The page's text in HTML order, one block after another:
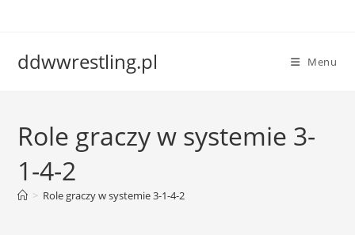
ddwwrestling.pl Menu
Role graczy w systemie 3-
1-4-2
> Role graczy w systemie 3-1-4-2